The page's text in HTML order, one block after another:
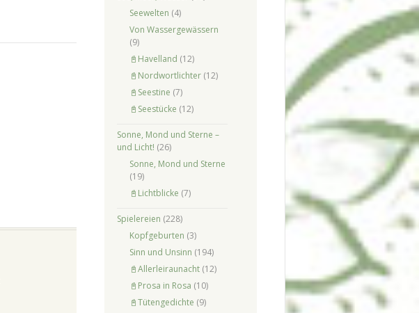
Seewelten (4)
Von Wassergewässern
(9)
📓Havelland (12)
📓Nordwortlichter(12)
📓Seestine (7)
📓Seestücke (12)
Sonne, Mond und Sterne –
und Licht! (26)
Sonne, Mond und Sterne
(19)
📓Lichtblicke (7)
Spielereien (228)
Kopfgeburten (3)
Sinn und Unsinn (194)
📓Allerleiraunacht(12)
📓Prosa in Rosa (10)
📓Tütengedichte (9)